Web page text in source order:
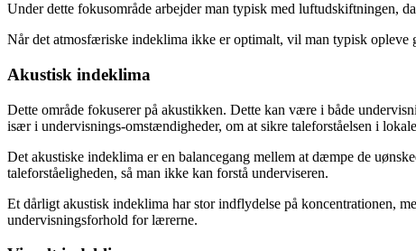
Under dette fokusområde arbejder man typisk med luftudskiftningen,
Når det atmosfæriske indeklima ikke er optimalt, vil man typisk opleve
Akustisk indeklima
Dette område fokuserer på akustikken. Dette kan være i både
især i undervisnings-omstændigheder, om at sikre taleforståelsen i
Det akustiske indeklima er en balancegang mellem at dæmpe de
taleforståeligheden, så man ikke kan forstå underviseren.
Et dårligt akustisk indeklima har stor indflydelse på koncentrationen,
undervisningsforhold for lærerne.